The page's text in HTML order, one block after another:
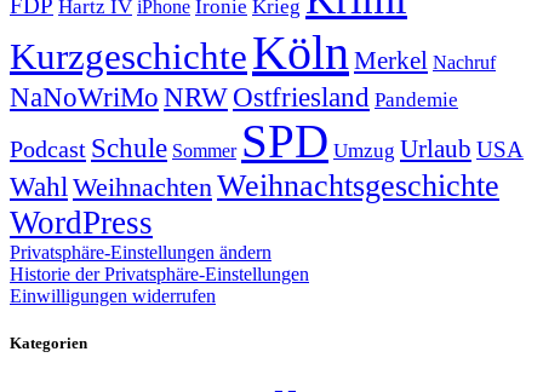
Hartz IV iPhone Ironie Krieg
KurzgeschichteKöln Merkel Nachruf
NaNoWriMo NRWOstfriesland Pandemie
Podcast Schule Sommer SPD Umzug Urlaub USA
Wahl Weihnachten Weihnachtsgeschichte
WordPress
Privatsphäre-Einstellungen ändern
Historie der Privatsphäre-Einstellungen
Einwilligungen widerrufen
Kategorien